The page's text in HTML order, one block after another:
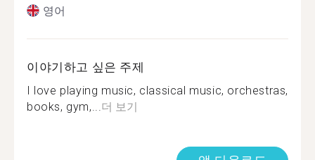
영어
이야기하고 싶은 주제
I love playing music, classical music, orchestras,
books, gym,... 더 보기